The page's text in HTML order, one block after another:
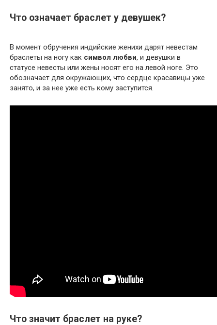
Что означает браслет у девушек?
В момент обручения индийские женихи дарят невестам
браслеты на ногу как символ любви, и девушки в
статусе невесты или жены носят его на левой ноге. Это
обозначает для окружающих, что сердце красавицы уже
занято, и за нее уже есть кому заступится.
Что значит браслет на руке?